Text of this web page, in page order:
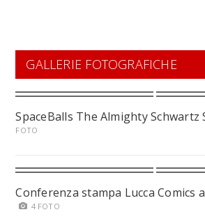
GALLERIE FOTOGRAFICHE
SpaceBalls The Almighty Schwartz
FOTO
Conferenza stampa Lucca Comics
4 FOTO